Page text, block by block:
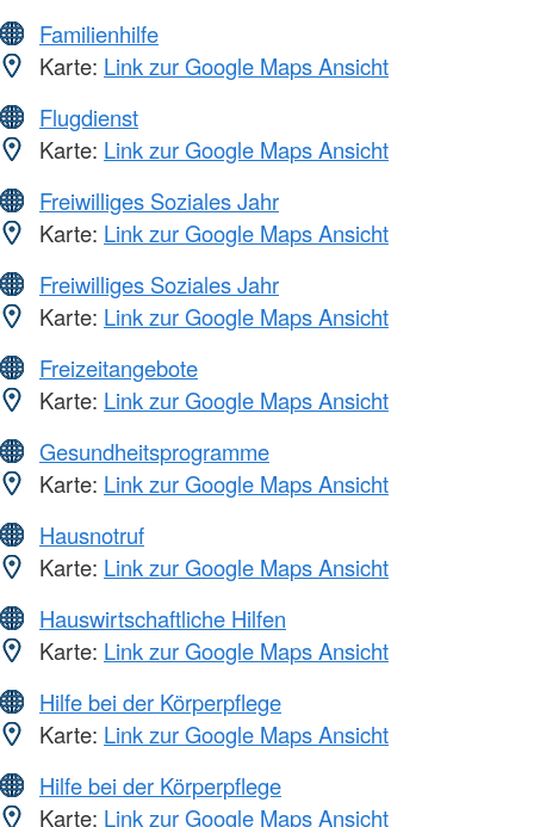
Familienhilfe
Karte: Link zur Google Maps Ansicht
Flugdienst
Karte: Link zur Google Maps Ansicht
Freiwilliges Soziales Jahr
Karte: Link zur Google Maps Ansicht
Freiwilliges Soziales Jahr
Karte: Link zur Google Maps Ansicht
Freizeitangebote
Karte: Link zur Google Maps Ansicht
Gesundheitsprogramme
Karte: Link zur Google Maps Ansicht
Hausnotruf
Karte: Link zur Google Maps Ansicht
Hauswirtschaftliche Hilfen
Karte: Link zur Google Maps Ansicht
Hilfe bei der Körperpflege
Karte: Link zur Google Maps Ansicht
Hilfe bei der Körperpflege
Karte: Link zur Google Maps Ansicht